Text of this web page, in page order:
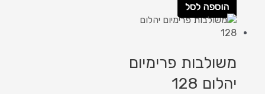
הוספה לסל
משולבות פרימיום
יהלום 128